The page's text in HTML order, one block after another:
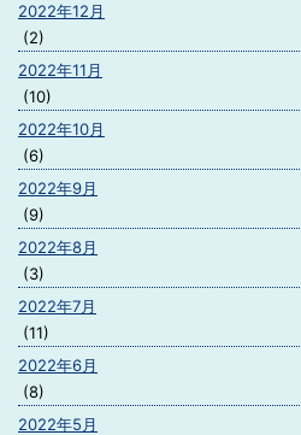
2022年12月
(2)
2022年11月
(10)
2022年10月
(6)
2022年9月
(9)
2022年8月
(3)
2022年7月
(11)
2022年6月
(8)
2022年5月